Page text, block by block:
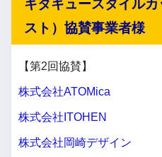
キタキュースタイル
スト）協賛事業者様
【第2回協賛】
株式会社ATOMica
株式会社ITOHEN
株式会社岡崎デザイン